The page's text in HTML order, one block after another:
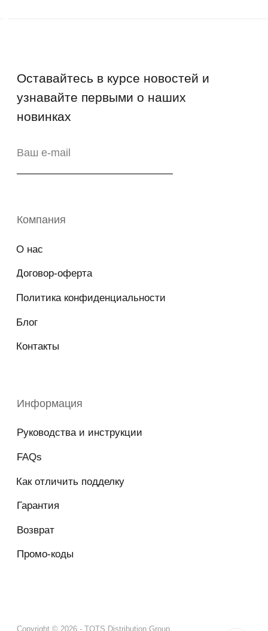
Copyright © 2026 - TOTS Distribution Group
Свидетельство на товарный знак